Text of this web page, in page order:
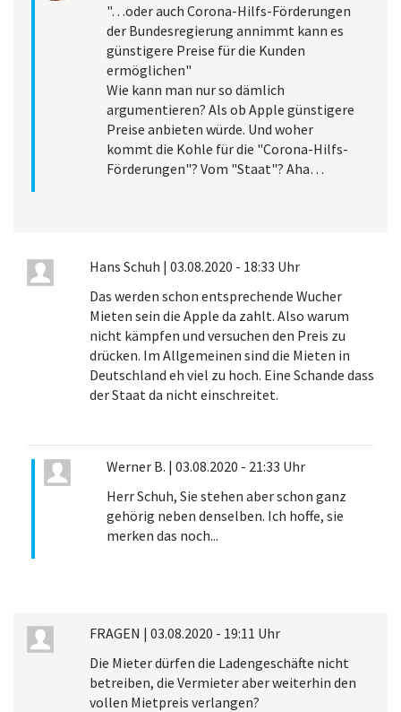
"…oder auch Corona-Hilfs-Förderungen
der Bundesregierung annimmt kann es
günstigere Preise für die Kunden
ermöglichen"
Wie kann man nur so dämlich
argumentieren? Als ob Apple günstigere
Preise anbieten würde. Und woher
kommt die Kohle für die "Corona-Hilfs-
Förderungen"? Vom "Staat"? Aha…
Hans Schuh | 03.08.2020 - 18:33 Uhr
Das werden schon entsprechende Wucher
Mieten sein die Apple da zahlt. Also warum
nicht kämpfen und versuchen den Preis zu
drücken. Im Allgemeinen sind die Mieten in
Deutschland eh viel zu hoch. Eine Schande dass
der Staat da nicht einschreitet.
Werner B. | 03.08.2020 - 21:33 Uhr
Herr Schuh, Sie stehen aber schon ganz
gehörig neben denselben. Ich hoffe, sie
merken das noch...
FRAGEN | 03.08.2020 - 19:11 Uhr
Die Mieter dürfen die Ladengeschäfte nicht
betreiben, die Vermieter aber weiterhin den
vollen Mietpreis verlangen?